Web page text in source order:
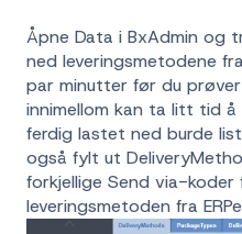
Åpne Data i BxAdmin og
ned leveringsmetodene
par minutter før du
innimellom kan ta litt tid
ferdig lastet ned burde
også fylt ut
forkjellige Send via-koder
leveringsmetoden fra